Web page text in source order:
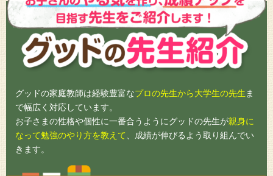
グッドの家庭教師は経験豊富なプロの先生から大学生の先生 ま
で幅広く対応しています。
お子さまの性格や個性に一番合うようにグッドの先生が親身に
なって勉強のやり方を教えて
、成績が伸びるよう取り組んでい
きます。